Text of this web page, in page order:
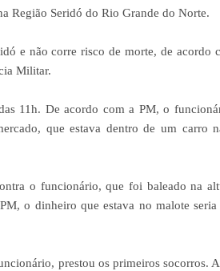
Região Seridó do Rio Grande do Norte.
e não corre risco de morte, de acordo
Militar.
11h. De acordo com a PM, o
que estava dentro de um carro
o funcionário, que foi baleado na
o dinheiro que estava no malote seria
prestou os primeiros socorros.